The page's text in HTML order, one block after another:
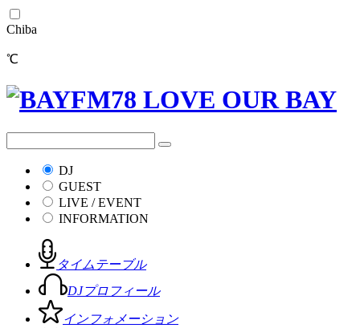
Chiba
℃
DJ
GUEST
LIVE / EVENT
INFORMATION
タイムテーブル
DJプロフィール
インフォメーション